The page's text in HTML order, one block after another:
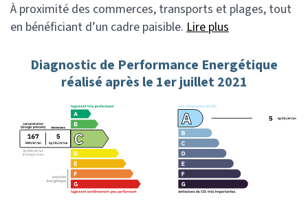
À proximité des commerces, transports et plages, tout
en bénéficiant d’un cadre paisible. Lire plus
Diagnostic de Performance Energétique
réalisé après le 1er juillet 2021